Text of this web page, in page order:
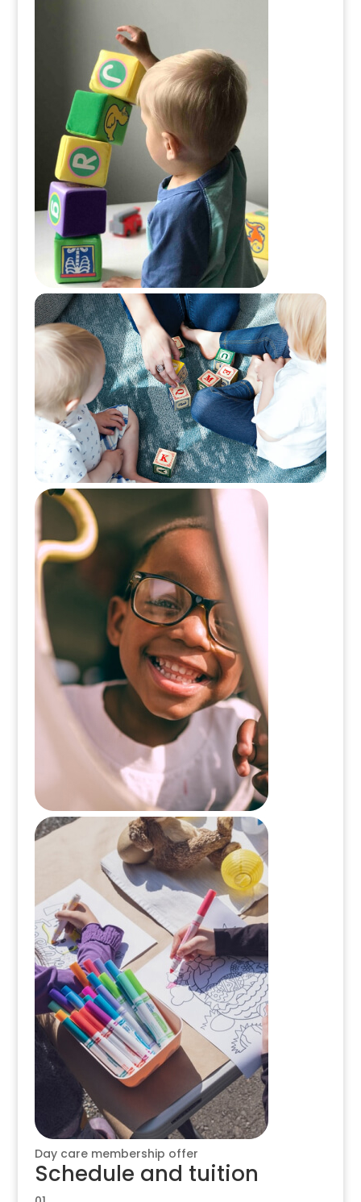
Day care membership offer
Schedule and tuition